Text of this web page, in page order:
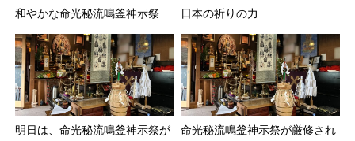
和やかな命光秘流鳴釜神示祭 日本の祈りの力
明日は、命光秘流鳴釜神示祭が
命光秘流鳴釜神示祭が厳修され